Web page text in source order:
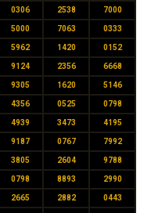
0306 2538 7000
5000 7063 0333
5962 1420 0152
9124 2356 6668
9305 1620 5146
4356 0525 0798
4939 3473 4195
9187 0767 7992
3805 2604 9788
0798 8893 2990
2665 2882 0443